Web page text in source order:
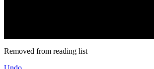
Removed from reading list